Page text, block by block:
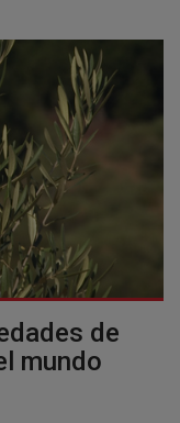
de
mundo